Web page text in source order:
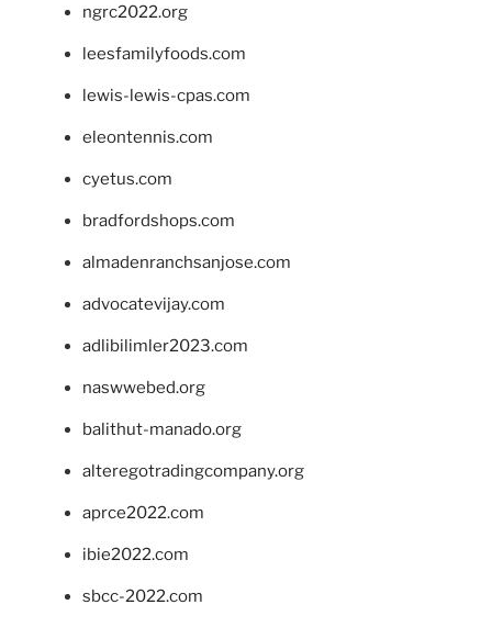
ngrc2022.org
leesfamilyfoods.com
lewis-lewis-cpas.com
eleontennis.com
cyetus.com
bradfordshops.com
almadenranchsanjose.com
advocatevijay.com
adlibilimler2023.com
naswwebed.org
balithut-manado.org
alteregotradingcompany.org
aprce2022.com
ibie2022.com
sbcc-2022.com